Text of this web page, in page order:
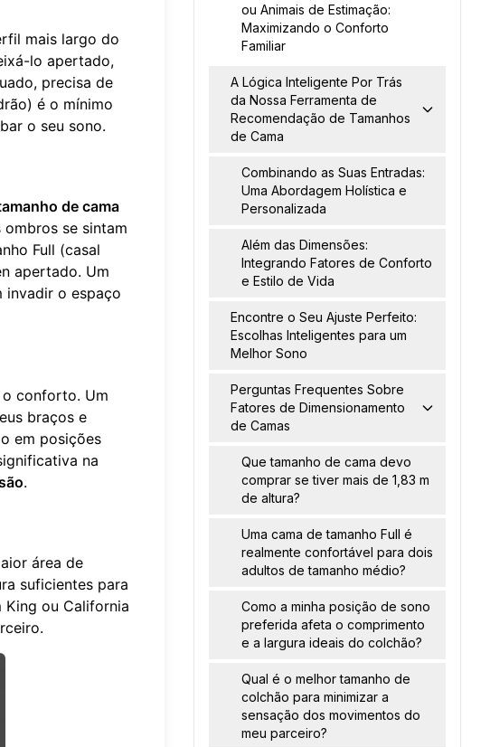
mais largo do
lo apertado,
precisa de
é o mínimo
o seu sono.
de cama
se sintam
Full (casal
apertado. Um
invadir o espaço
conforto. Um
braços e
em posições
na
.
área de
suficientes para
King ou California
ou Animais de Estimação:
Maximizando o Conforto
Familiar
A Lógica Inteligente Por Trás
da Nossa Ferramenta de
Recomendação de Tamanhos
de Cama
Combinando as Suas Entradas:
Uma Abordagem Holística e
Personalizada
Além das Dimensões:
Integrando Fatores de Conforto
e Estilo de Vida
Encontre o Seu Ajuste Perfeito:
Escolhas Inteligentes para um
Melhor Sono
Perguntas Frequentes Sobre
Fatores de Dimensionamento
de Camas
Que tamanho de cama devo
comprar se tiver mais de 1,83 m
de altura?
Uma cama de tamanho Full é
realmente confortável para dois
adultos de tamanho médio?
Como a minha posição de sono
preferida afeta o comprimento
e a largura ideais do colchão?
Qual é o melhor tamanho de
colchão para minimizar a
sensação dos movimentos do
meu parceiro?